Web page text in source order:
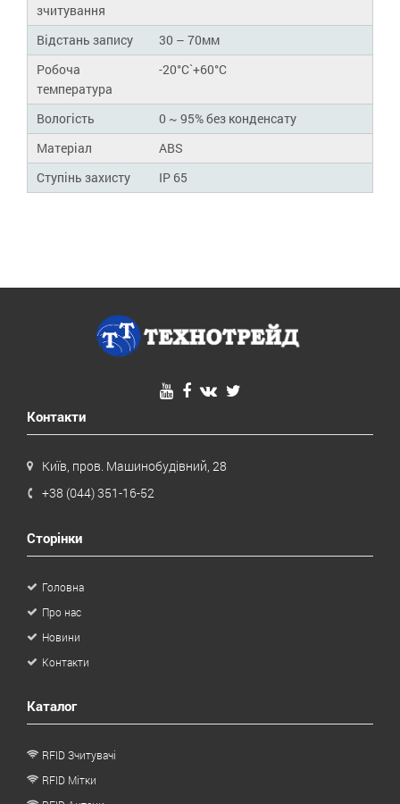
зчитування
Відстань запису
30 – 70мм
Робоча
температура
-20°C`+60°C
Вологість
0 ~ 95% без конденсату
Матеріал
ABS
Ступінь захисту
IP 65
Контакти
Київ, пров. Машинобудівний, 28
+38 (044) 351-16-52
Сторінки
Головна
Про нас
Новини
Контакти
Каталог
RFID Зчитувачі
RFID Мітки